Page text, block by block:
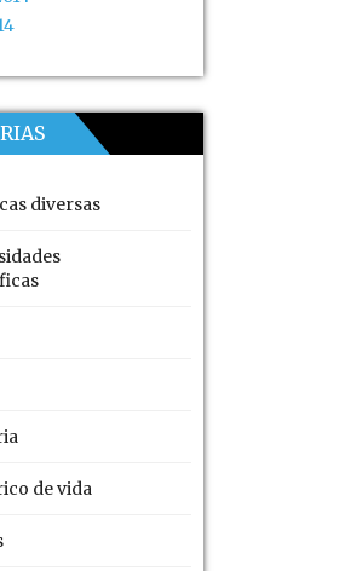
diversas
de vida